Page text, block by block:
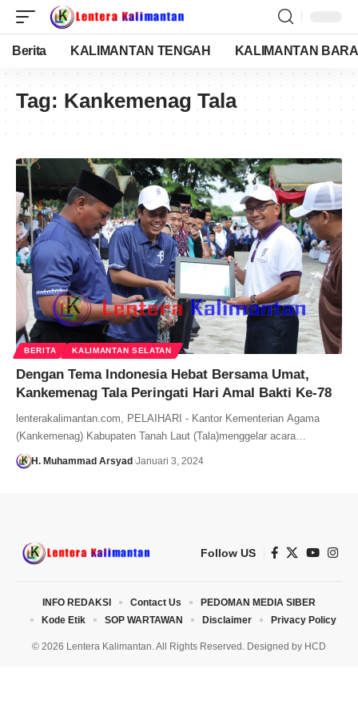
Berita KALIMANTAN TENGAH KALIMANTAN
Tag: Kankemenag Tala
BERITA KALIMANTAN SELATAN
Dengan Tema Indonesia Hebat Bersama Umat,
Kankemenag Tala Peringati Hari Amal Bakti Ke-78
lenterakalimantan.com, PELAIHARI - Kantor Kementerian Agama
(Kankemenag) Kabupaten Tanah Laut (Tala)menggelar acara…
H. Muhammad Arsyad Januari 3, 2024
Follow US
© 2026 Lentera Kalimantan. All Rights Reserved. Designed by HCD
INFO REDAKSI Contact Us
PEDOMAN MEDIA SIBER
Kode Etik
SOP WARTAWAN Disclaimer Privacy Policy